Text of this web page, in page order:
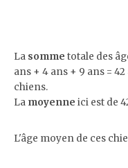
La somme totale des
ans + 4 ans + 9 ans = 42
chiens.
La moyenne ici est de
L'âge moyen de ces